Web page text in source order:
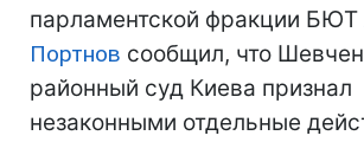
парламентской фракции БЮТ
Портнов сообщил, что
районный суд Киева признал
незаконными отдельные